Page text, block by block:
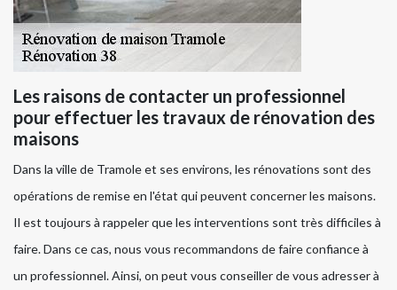
Les raisons de contacter un professionnel
pour effectuer les travaux de rénovation des
maisons
Dans la ville de Tramole et ses environs, les rénovations sont des
opérations de remise en l'état qui peuvent concerner les maisons.
Il est toujours à rappeler que les interventions sont très difficiles à
faire. Dans ce cas, nous vous recommandons de faire confiance à
un professionnel. Ainsi, on peut vous conseiller de vous adresser à